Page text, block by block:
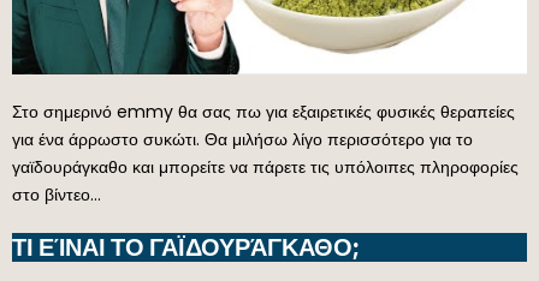
Στο σημερινό emmy θα σας πω για εξαιρετικές φυσικές θεραπείες
για ένα άρρωστο συκώτι. Θα μιλήσω λίγο περισσότερο για το
γαϊδουράγκαθο και μπορείτε να πάρετε τις υπόλοιπες πληροφορίες
στο βίντεο…
ΤΙ ΕΊΝΑΙ ΤΟ ΓΑΪΔΟΥΡΆΓΚΑΘΟ;